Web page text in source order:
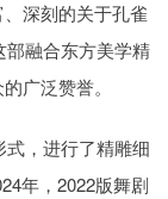
深刻的关于孔雀
部融合东方美学精
广泛赞誉。
，进行了精雕细
年，2022版舞剧